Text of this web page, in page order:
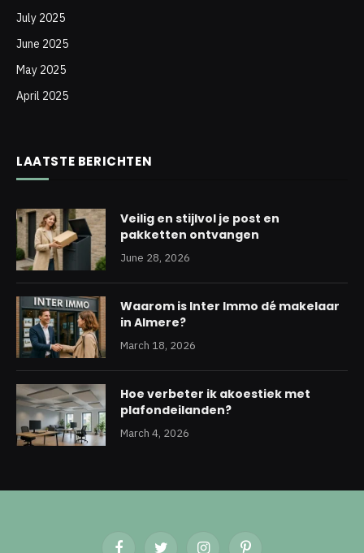
July 2025
June 2025
May 2025
April 2025
LAATSTE BERICHTEN
Veilig en stijlvol je post en
pakketten ontvangen
June 28, 2026
Waarom is Inter Immo dé makelaar
in Almere?
March 18, 2026
Hoe verbeter ik akoestiek met
plafondeilanden?
March 4, 2026